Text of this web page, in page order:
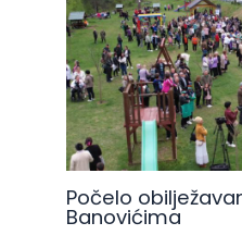
Počelo
Banovićima